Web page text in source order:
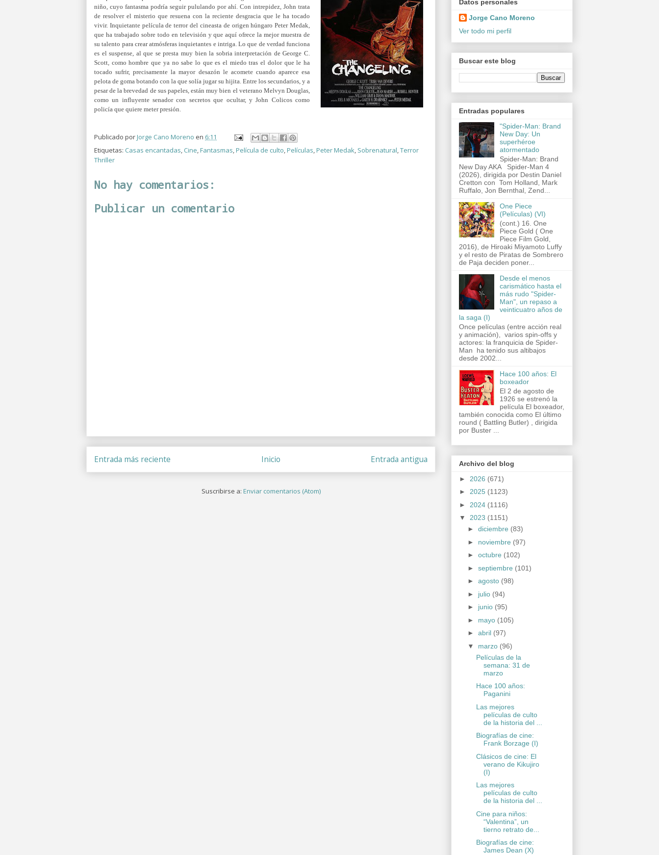
niño, cuyo fantasma podría seguir pululando por ahí. Con intrepidez, John trata
de resolver el misterio que resuena con la reciente desgracia que le ha tocado
vivir. Inquietante película de terror del cineasta de origen húngaro Peter Medak,
que ha trabajado sobre todo en televisión y que aquí ofrece la mejor muestra de
su talento para crear atmósferas inquietantes e intriga. Lo que de verdad funciona
es el suspense, al que se presta muy bien la sobria interpretación de George C.
Scott, como hombre que ya no sabe lo que es el miedo tras el dolor que le ha
tocado sufrir, precisamente la mayor desazón le acomete cuando aparece esa
pelota de goma botando con la que solía jugar su hijita. Entre los secundarios, y a
pesar de la brevedad de sus papeles, están muy bien el veterano Melvyn Douglas,
como un influyente senador con secretos que ocultar, y John Colicos como
policía que quiere meter presión.
Publicado porJorge Cano Moreno en 6:11
Etiquetas: Casas encantadas, Cine,Fantasmas,Película de culto,Películas,Peter Medak, Sobrenatural,Terror
Thriller
No hay comentarios:
Publicar un comentario
Entrada más reciente Entrada antigua
Inicio
Suscribirse a: Enviar comentarios (Atom)
Datos personales
Jorge Cano Moreno
Ver todo mi perfil
Buscar este blog
Entradas populares
"Spider-Man: Brand
New Day: Un
superhéroe
atormentado
Spider-Man: Brand
New Day AKA Spider-Man 4
(2026), dirigida por Destin Daniel
Cretton con Tom Holland, Mark
Ruffalo, Jon Bernthal, Zend...
One Piece
(Películas) (VI)
(cont.) 16. One
Piece Gold ( One
Piece Film Gold,
2016), de Hiroaki Miyamoto Luffy
y el resto de Piratas de Sombrero
de Paja deciden poner...
Desde el menos
carismático hasta el
más rudo "Spider-
Man", un repaso a
veinticuatro años de
la saga (I)
Once películas (entre acción real
y animación), varios spin-offs y
actores: la franquicia de Spider-
Man ha tenido sus altibajos
desde 2002...
Hace 100 años: El
boxeador
El 2 de agosto de
1926 se estrenó la
película El boxeador,
también conocida como El último
round ( Battling Butler) , dirigida
por Buster ...
Archivo del blog
► 2026 (671)
► 2025 (1123)
► 2024 (1116)
▼ 2023 (1151)
► diciembre (83)
► noviembre (97)
► octubre (102)
► septiembre (101)
► agosto (98)
► julio (94)
► junio (95)
► mayo (105)
► abril (97)
▼ marzo (96)
Películas de la
semana: 31 de
marzo
Hace 100 años:
Paganini
Las mejores
películas de culto
de la historia del ...
Biografías de cine:
Frank Borzage (I)
Clásicos de cine: El
verano de Kikujiro
(I)
Las mejores
películas de culto
de la historia del ...
Cine para niños:
“Valentina”, un
tierno retrato de...
Biografías de cine:
James Dean (X)